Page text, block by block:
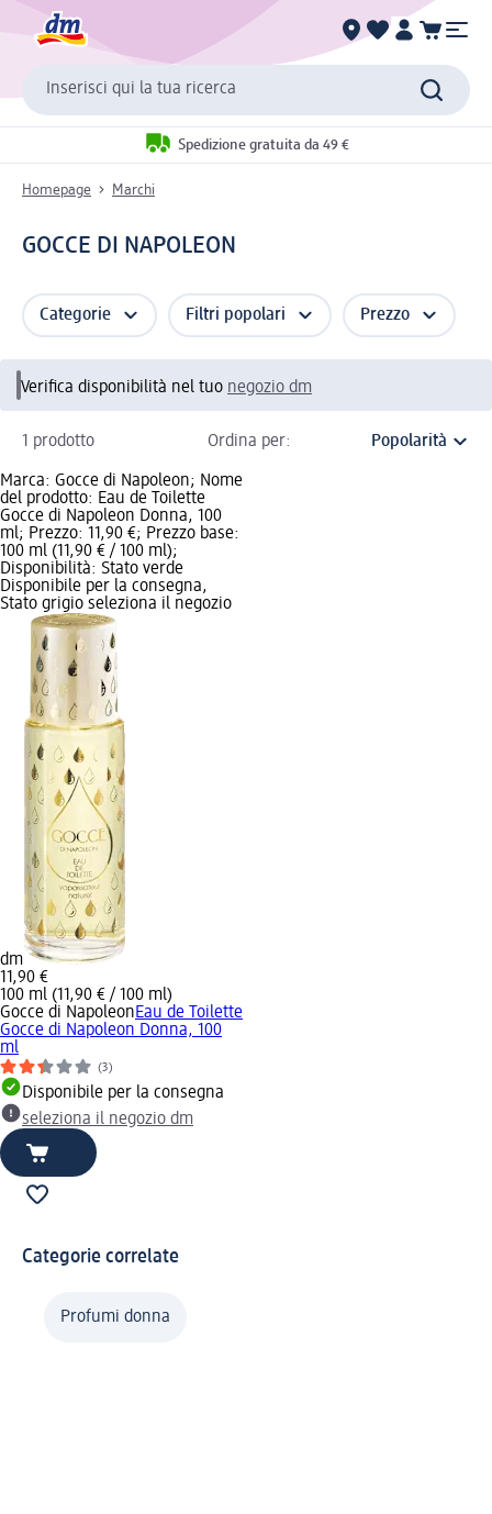
Inserisci qui la tua ricerca
Spedizione gratuita da 49 €
Homepage Marchi
GOCCE DI NAPOLEON
Categorie Filtri popolari Prezzo
Verifica disponibilità nel tuo negozio dm
1 prodotto Ordina per:
Marca: Gocce di Napoleon; Nome
del prodotto: Eau de Toilette
Gocce di Napoleon Donna, 100
ml; Prezzo: 11,90 €; Prezzo base:
100 ml (11,90 € / 100 ml);
Disponibilità: Stato verde
Disponibile per la consegna,
Stato grigio seleziona il negozio
dm
11,90 €
100 ml (11,90 € / 100 ml)
Gocce di NapoleonEau de Toilette
Gocce di Napoleon Donna, 100
ml
(3)
Disponibile per la consegna
seleziona il negozio dm
Categorie correlate
Profumi donna